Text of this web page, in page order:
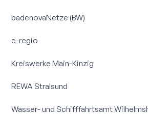
badenovaNetze (BW)
e-regio
Kreiswerke Main-Kinzig
REWA Stralsund
Wasser- und Schifffahrtsamt